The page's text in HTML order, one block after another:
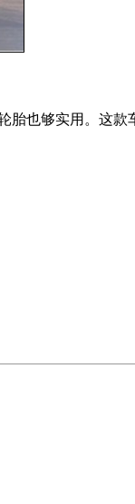
胎也够实用。这款